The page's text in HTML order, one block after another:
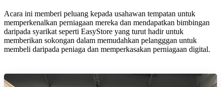
Acara ini memberi peluang kepada usahawan tempatan untuk
memperkenalkan perniagaan mereka dan mendapatkan bimbingan
daripada syarikat seperti EasyStore yang turut hadir untuk
memberikan sokongan dalam memudahkan pelangggan untuk
membeli daripada peniaga dan memperkasakan perniagaan digital.